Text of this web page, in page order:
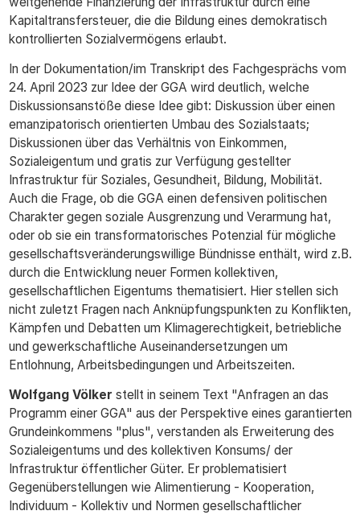
Kapitaltransfersteuer, die die Bildung eines demokratisch
kontrollierten Sozialvermögens erlaubt.
In der Dokumentation/im Transkript des Fachgesprächs vom
24. April 2023 zur Idee der GGA wird deutlich, welche
Diskussionsanstöße diese Idee gibt: Diskussion über einen
emanzipatorisch orientierten Umbau des Sozialstaats;
Diskussionen über das Verhältnis von Einkommen,
Sozialeigentum und gratis zur Verfügung gestellter
Infrastruktur für Soziales, Gesundheit, Bildung, Mobilität.
Auch die Frage, ob die GGA einen defensiven politischen
Charakter gegen soziale Ausgrenzung und Verarmung hat,
oder ob sie ein transformatorisches Potenzial für mögliche
gesellschaftsveränderungswillige Bündnisse enthält, wird z.B.
durch die Entwicklung neuer Formen kollektiven,
gesellschaftlichen Eigentums thematisiert. Hier stellen sich
nicht zuletzt Fragen nach Anknüpfungspunkten zu Konflikten,
Kämpfen und Debatten um Klimagerechtigkeit, betriebliche
und gewerkschaftliche Auseinandersetzungen um
Entlohnung, Arbeitsbedingungen und Arbeitszeiten.
Wolfgang Völker stellt in seinem Text "Anfragen an das
Programm einer GGA" aus der Perspektive eines garantierten
Grundeinkommens "plus", verstanden als Erweiterung des
Sozialeigentums und des kollektiven Konsums/ der
Infrastruktur öffentlicher Güter. Er problematisiert
Gegenüberstellungen wie Alimentierung - Kooperation,
Individuum - Kollektiv und Normen gesellschaftlicher